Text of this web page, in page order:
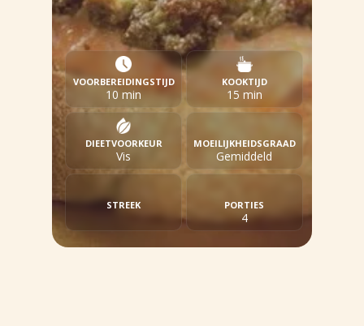
VOORBEREIDINGSTIJD
10 min
KOOKTIJD
15 min
DIEETVOORKEUR
Vis
MOEILIJKHEIDSGRAAD
Gemiddeld
STREEK PORTIES
4